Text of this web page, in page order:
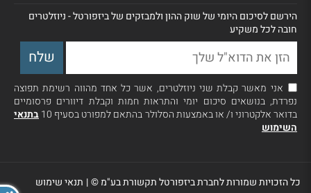
הירשם לסיכום היומי של שוק ההון ולמבזקים של ביזפורטל - ניוזלטרים
חובה לכל משקיע
אני מאשר קבלת שני ניוזלטרים, אשר כל אחד מהווה רשימת תפוצה
נפרדת, בנושאים סיכום יומי והתראות חמות וקבלת דיוורים פרסומיים
בדואר אלקטרוני ו/ או באמצעות הסלולר בהתאם למפורט בסעיף 10
בתנאי
השימוש
כל הזכויות שמורות לחברת ביזפורטל תקשורת בע"מ ©| תנאי שימוש